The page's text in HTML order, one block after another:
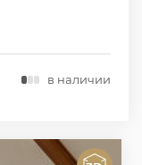
в наличии